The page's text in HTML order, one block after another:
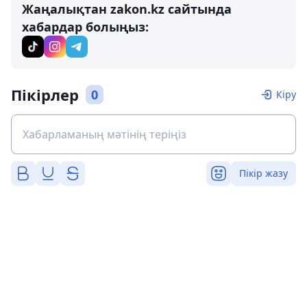
Жаңалықтан zakon.kz сайтында
хабардар болыңыз:
Пікірлер 0 Кіру
Пікір жазу